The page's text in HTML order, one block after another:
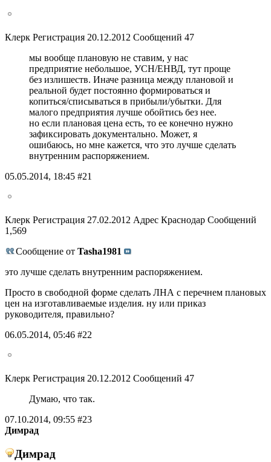
Клерк Регистрация 20.12.2012 Сообщений 47
мы вообще плановую не ставим, у нас
предприятие небольшое, УСН/ЕНВД, тут проще
без излишеств. Иначе разница между плановой и
реальной будет постоянно формироваться и
копиться/списываться в прибыли/убытки. Для
малого предприятия лучше обойтись без нее.
но если плановая цена есть, то ее конечно нужно
зафиксировать документально. Может, я
ошибаюсь, но мне кажется, что это лучше сделать
внутренним распоряжением.
05.05.2014, 18:45 #21
Клерк Регистрация 27.02.2012 Адрес Краснодар Сообщений
1,569
Сообщение от Tasha1981
это лучше сделать внутренним распоряжением.
Просто в свободной форме сделать ЛНА с перечнем плановых
цен на изготавливаемые изделия. ну или приказ
руководителя, правильно?
06.05.2014, 05:46 #22
Клерк Регистрация 20.12.2012 Сообщений 47
Думаю, что так.
07.10.2014, 09:55 #23
Димрад
Димрад